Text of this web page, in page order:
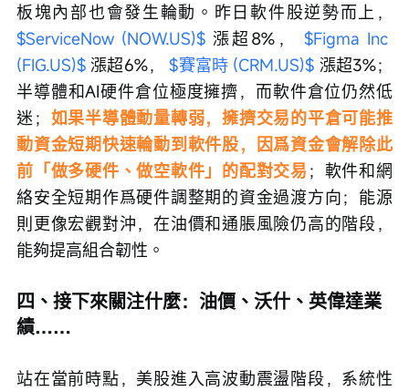
板塊內部也會發生輪動。昨日軟件股逆勢而上，
$ServiceNow (NOW.US)$ 漲超8%， $Figma Inc
(FIG.US)$ 漲超6%， $賽富時 (CRM.US)$ 漲超3%；
半導體和AI硬件倉位極度擁擠，而軟件倉位仍然低
迷； 如果半導體動量轉弱，擁擠交易的平倉可能推
動資金短期快速輪動到軟件股，因爲資金會解除此
前「做多硬件、做空軟件」的配對交易 ；軟件和網
絡安全短期作爲硬件調整期的資金過渡方向；能源
則更像宏觀對沖，在油價和通脹風險仍高的階段，
能夠提高組合韌性。
四、接下來關注什麼：油價、沃什、英偉達業
績……
站在當前時點，美股進入高波動震盪階段，系統性